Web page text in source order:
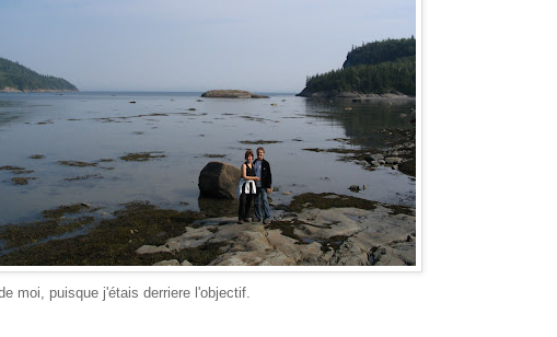
moi, puisque j'étais derriere l'objectif.